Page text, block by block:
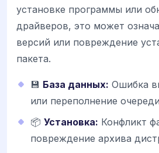
установке программы или
драйверов, это может
версий или повреждение
пакета.
💾 База данных: Ошибка
или переполнение
📦 Установка: Конфликт
повреждение архива